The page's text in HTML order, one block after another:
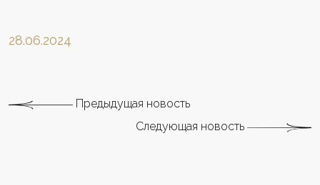
28.06.2024
Предыдущая новость
Следующая новость